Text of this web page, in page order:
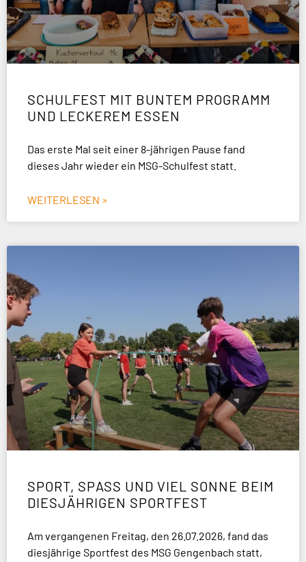
SCHULFEST MIT BUNTEM PROGRAMM
UND LECKEREM ESSEN
Das erste Mal seit einer 8-jährigen Pause fand
dieses Jahr wieder ein MSG-Schulfest statt.
WEITERLESEN »
SPORT, SPASS UND VIEL SONNE BEIM D
IESJÄHRIGEN SPORTFEST
Am vergangenen Freitag, den 26.07.2026, fand das
diesjährige Sportfest des MSG Gengenbach statt,